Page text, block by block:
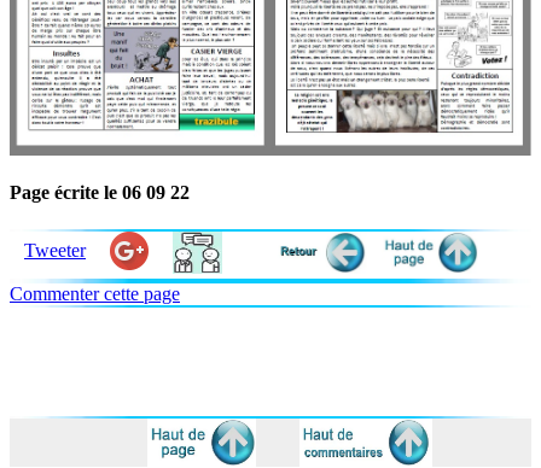
Page écrite le 06 09 22
Tweeter
Commenter cette page